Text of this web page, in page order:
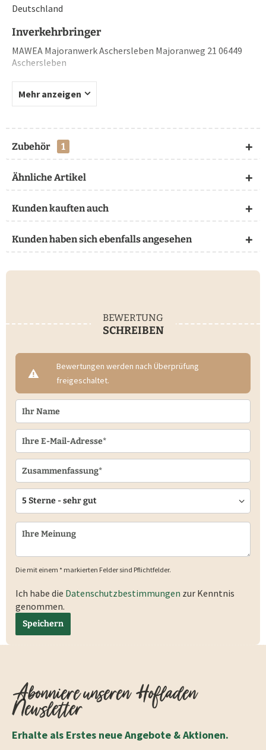
Deutschland
Inverkehrbringer
MAWEA Majoranwerk Aschersleben Majoranweg 21 06449
Aschersleben
Mehr anzeigen
Zubehör 1
Ähnliche Artikel
Kunden kauften auch
Kunden haben sich ebenfalls angesehen
BEWERTUNG
SCHREIBEN
Bewertungen werden nach Überprüfung
freigeschaltet.
Die mit einem * markierten Felder sind Pflichtfelder.
Ich habe die Datenschutzbestimmungen zur Kenntnis
genommen.
Speichern
Abonniere unseren Hofladen
Newsletter
Erhalte als Erstes neue Angebote & Aktionen.